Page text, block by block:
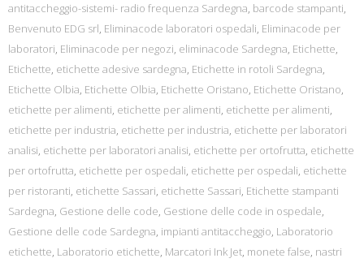
antitaccheggio-sistemi- radio frequenza Sardegna, barcode stampanti,
Benvenuto EDG srl, Eliminacode laboratori ospedali, Eliminacode per
laboratori, Eliminacode per negozi, eliminacode Sardegna, Etichette,
Etichette, etichette adesive sardegna, Etichette in rotoli Sardegna,
Etichette Olbia, Etichette Olbia, Etichette Oristano, Etichette Oristano,
etichette per alimenti, etichette per alimenti, etichette per alimenti,
etichette per industria, etichette per industria, etichette per laboratori
analisi, etichette per laboratori analisi, etichette per ortofrutta, etichette
per ortofrutta, etichette per ospedali, etichette per ospedali, etichette
per ristoranti, etichette Sassari, etichette Sassari, Etichette stampanti
Sardegna, Gestione delle code, Gestione delle code in ospedale,
Gestione delle code Sardegna, impianti antitaccheggio, Laboratorio
etichette, Laboratorio etichette, Marcatori Ink Jet, monete false, nastri